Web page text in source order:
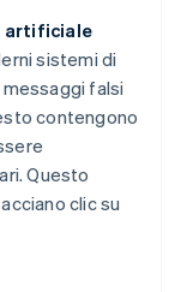
artificiale
sistemi di
falsi
contengono
Questo
clic su